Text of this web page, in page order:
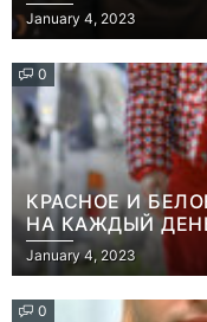
January 4, 2023
0
КРАСНОЕ И
НА КАЖДЫЙ
January 4, 2023
0